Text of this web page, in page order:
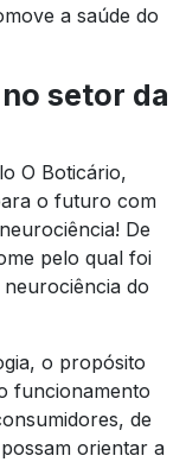
a saúde do
setor da
O Boticário,
o futuro com
De
pelo qual foi
do
o propósito
funcionamento
de
orientar a